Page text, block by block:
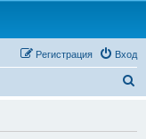
Вход
Регистрация